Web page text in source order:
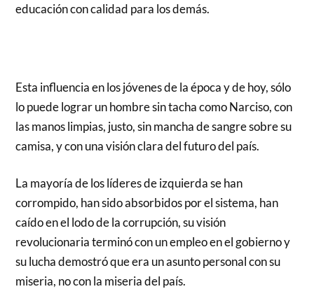
educación con calidad para los demás.
Esta influencia en los jóvenes de la época y de hoy, sólo
lo puede lograr un hombre sin tacha como Narciso, con
las manos limpias, justo, sin mancha de sangre sobre su
camisa, y con una visión clara del futuro del país.
La mayoría de los líderes de izquierda se han
corrompido, han sido absorbidos por el sistema, han
caído en el lodo de la corrupción, su visión
revolucionaria terminó con un empleo en el gobierno y
su lucha demostró que era un asunto personal con su
miseria, no con la miseria del país.